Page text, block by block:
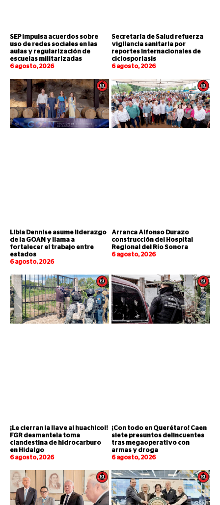
SEP impulsa acuerdos sobre
uso de redes sociales en las
aulas y regularización de
escuelas militarizadas
6 agosto, 2026
Secretaría de Salud refuerza
vigilancia sanitaria por
reportes internacionales de
ciclosporiasis
6 agosto, 2026
Libia Dennise asume liderazgo
de la GOAN y llama a
fortalecer el trabajo entre
estados
6 agosto, 2026
Arranca Alfonso Durazo
construcción del Hospital
Regional del Río Sonora
6 agosto, 2026
¡Le cierran la llave al huachicol!
FGR desmantela toma
clandestina de hidrocarburo
en Hidalgo
6 agosto, 2026
¡Con todo en Querétaro! Caen
siete presuntos delincuentes
tras megaoperativo con
armas y droga
6 agosto, 2026